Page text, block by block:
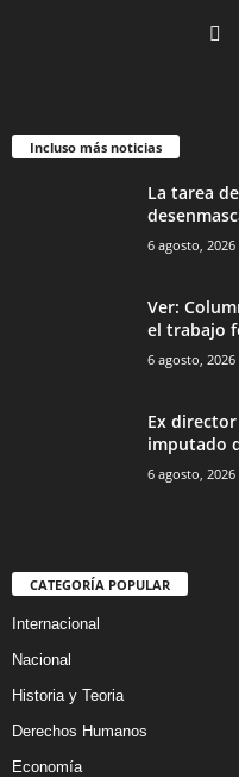
Incluso más noticias
La tarea
6 agosto, 2026
Ver:
el trabajo
6 agosto, 2026
Ex
imputado
6 agosto, 2026
CATEGORÍA POPULAR
Internacional
Nacional
Historia y Teoria
Derechos Humanos
Economía